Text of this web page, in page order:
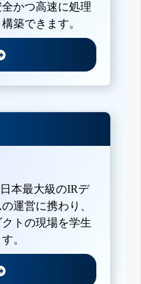
かつ高速に処理
築できます。
本最大級のIRデ
運営に携わり、
トの現場を学生
。